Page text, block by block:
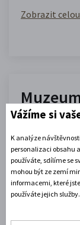
Zobrazit
hraček
10.00 - 16.00
(platné od 1.
Zobrazit
Vážíme si
K analýze
personalizaci obsahu
používáte, sdílíme se
mohou být ze zemí
informacemi, které
používáte jejich služby.